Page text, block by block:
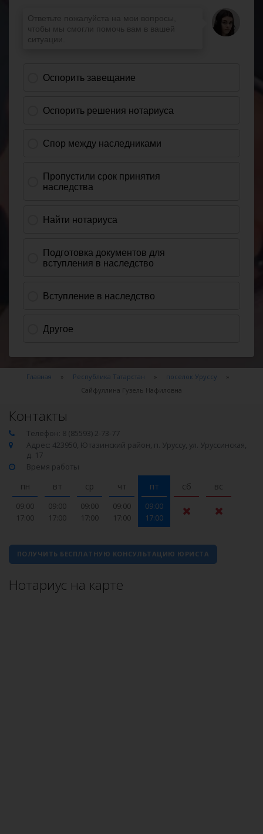
Главная Республика Татарстан
поселок Уруссу
Сайфуллина Гузель Нафиловна
Контакты
Телефон: 8 (85593) 2-73-77
Адрес: 423950, Ютазинский район, п. Уруссу, ул. Уруссинская,
д. 17
Время работы
пн
09:00
17:00
вт
09:00
17:00
ср
09:00
17:00
чт
09:00
17:00
пт
09:00
17:00
сб вс
ПОЛУЧИТЬ БЕСПЛАТНУЮ КОНСУЛЬТАЦИЮ ЮРИСТА
Нотариус на карте